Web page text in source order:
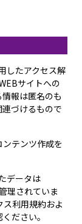
したアクセス解
サイトへの
報は匿名のも
づけるもので
テンツ作成を
データは
理されていま
利用規約およ
ださい。